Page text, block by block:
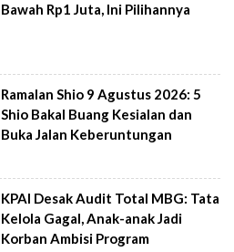
Bawah Rp1 Juta, Ini Pilihannya
Ramalan Shio 9 Agustus 2026: 5
Shio Bakal Buang Kesialan dan
Buka Jalan Keberuntungan
KPAI Desak Audit Total MBG: Tata
Kelola Gagal, Anak-anak Jadi
Korban Ambisi Program